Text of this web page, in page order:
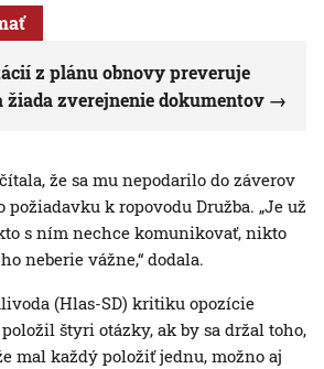
z plánu obnovy preveruje
žiada zverejnenie dokumentov
že sa mu nepodarilo do záverov
k ropovodu Družba. „Je už
s ním nechce komunikovať, nikto
neberie vážne,“ dodala.
(Hlas-SD) kritiku opozície
štyri otázky, ak by sa držal toho,
mal každý položiť jednu, možno aj